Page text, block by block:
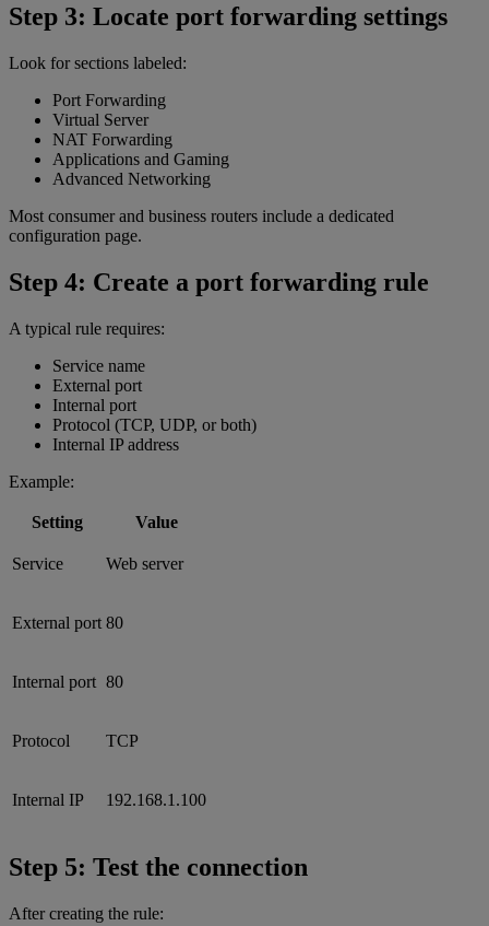
Step 3: Locate port forwarding settings
Look for sections labeled:
Port Forwarding
Virtual Server
NAT Forwarding
Applications and Gaming
Advanced Networking
Most consumer and business routers include a dedicated
configuration page.
Step 4: Create a port forwarding rule
A typical rule requires:
Service name
External port
Internal port
Protocol (TCP, UDP, or both)
Internal IP address
Example:
Setting Value
Service Web server
External port 80
Internal port 80
Protocol TCP
Internal IP 192.168.1.100
Step 5: Test the connection
After creating the rule: